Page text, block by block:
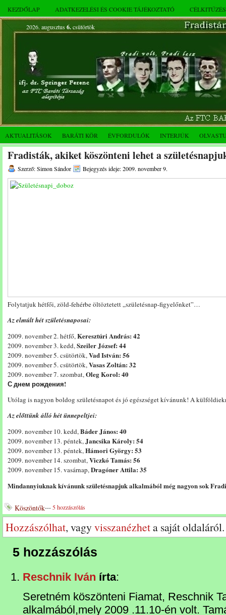
KEZDŐLAP ADATKEZELÉSI ÉS COOKIE TÁJÉKOZTATÓ
2026. augusztus 6.csütörtök
AKTUALITÁSOK BARÁTI KÖR ÉVFORDULÓK INTERJÚK
Fradisták, akiket köszönteni lehet a
Szerző: Simon Sándor Bejegyzés ideje: 2009. november 9.
Folytatjuk hétfői, zöld-fehérbe öltöztetett „születésnap-figyelőnket”…
Az elmúlt hét születésnaposai:
2009. november 2. hétfő,Keresztúri András: 42
2009. november 3. kedd,Szeiler József: 44
2009. november 5. csütörtök,Vad István: 56
2009. november 5. csütörtök,Vasas Zoltán: 32
2009. november 7. szombat,Oleg Korol: 40
С днем рождения!
Utólag is nagyon boldog születésnapot és jó egészséget kívánunk! A
Az előttünk álló hét ünnepeltjei:
2009. november 10. kedd,Báder János: 40
2009. november 13. péntek,Jancsika Károly: 54
2009. november 13. péntek,Hámori György: 53
2009. november 14. szombat,Viczkó Tamás: 56
2009. november 15. vasárnap,Dragóner Attila: 35
Mindannyiuknak kívánunk születésnapjuk alkalmából még nagyon sok
Köszöntők--- 5 hozzászólás
Hozzászólhat, vagyvisszanézheta saját oldaláról.
5 hozzászólás
Reschnik Iván írta:
Seretném köszönteni Fiamat, Reschnik
alkalmából,mely 2009 .11.10-én volt.